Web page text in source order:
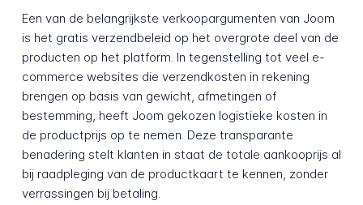
Een van de belangrijkste verkoopargumenten van Joom
is het gratis verzendbeleid op het overgrote deel van de
producten op het platform. In tegenstelling tot veel e-
commerce websites die verzendkosten in rekening
brengen op basis van gewicht, afmetingen of
bestemming, heeft Joom gekozen logistieke kosten in
de productprijs op te nemen. Deze transparante
benadering stelt klanten in staat de totale aankooprijs al
bij raadpleging van de productkaart te kennen, zonder
verrassingen bij betaling.